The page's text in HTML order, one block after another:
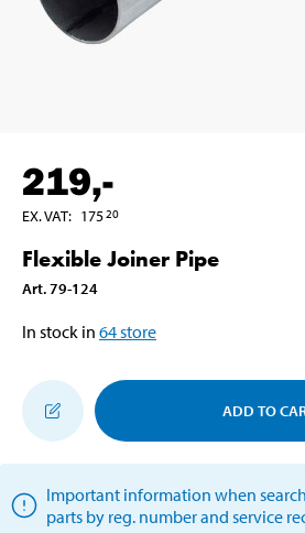
219,-
EX. VAT: 17520
Flexible Joiner Pipe
Art.79-124
In stock in 64store
ADD TO
Important information when
parts by reg. number and service